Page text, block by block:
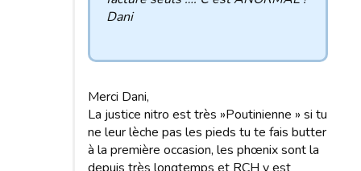
Dani
Merci Dani,
La justice nitro est très »Poutinienne » si tu
ne leur lèche pas les pieds tu te fais butter
à la première occasion, les phœnix sont la